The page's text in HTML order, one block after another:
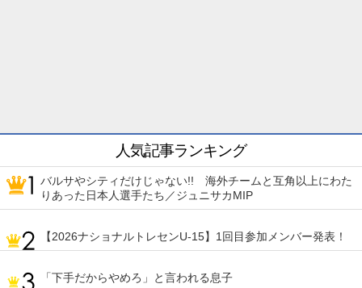
人気記事ランキング
バルサやシティだけじゃない!! 海外チームと互角以上にわた
りあった日本人選手たち／ジュニサカMIP
【2026ナショナルトレセンU-15】1回目参加メンバー発表！
「下手だからやめろ」と言われる息子